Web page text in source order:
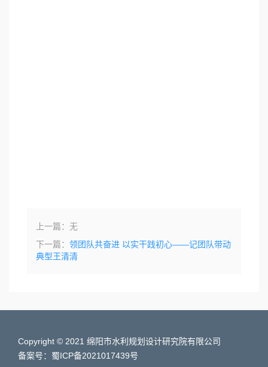
上一篇：无
下一篇： 领团队共奋进 以实干践初心——记团队带动
典型王清清
Copyright © 2021 绵阳市水利规划设计研究院有限公司
备案号：蜀ICP备2021017439号